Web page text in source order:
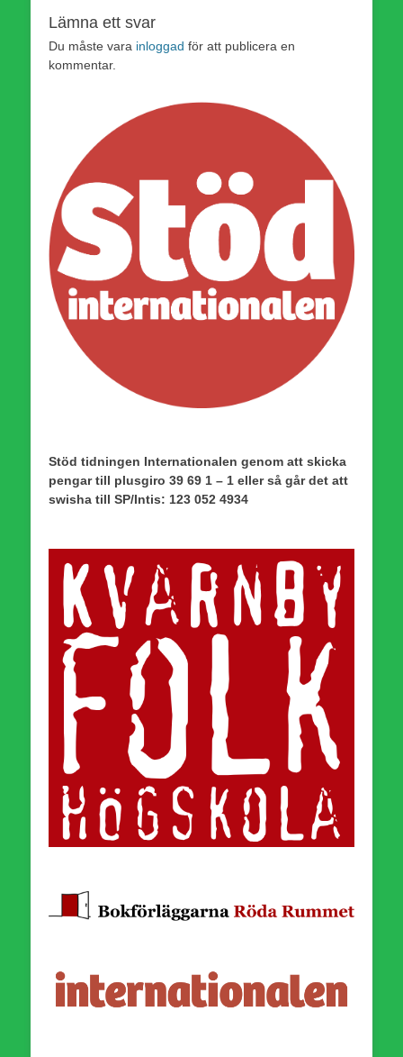
Lämna ett svar
Du måste vara inloggad för att publicera en
kommentar.
Stöd tidningen Internationalen genom att skicka
pengar till plusgiro 39 69 1 – 1 eller så går det att
swisha till SP/Intis: 123 052 4934